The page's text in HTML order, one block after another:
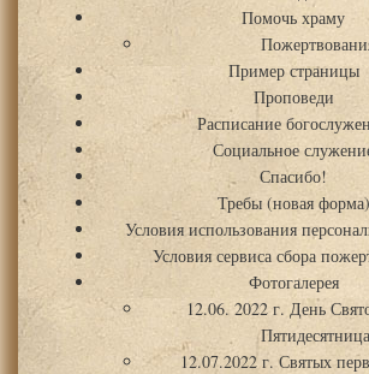
Помочь храму
Пример страницы
Проповеди
Расписание
Социальное
Спасибо!
Требы (новая форма)
Условия использования
Условия сервиса сбора
Фотогалерея
12.06. 2022 г. День
12.07.2022 г. Святых